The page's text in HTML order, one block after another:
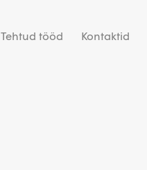
Tehtud tööd Kontaktid